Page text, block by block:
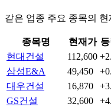
같은 업종 주요 종목의 현
종목명 현재가
현대건설
112,600
삼성E&A
49,450
대우건설
16,870
GS건설
32,600